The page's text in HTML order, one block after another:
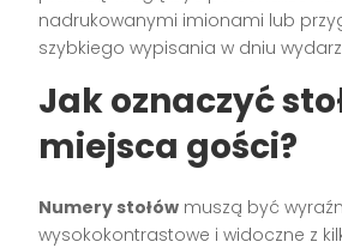
nadrukowanymi imionami lub
szybkiego wypisania w dniu
Jak oznaczyć
miejsca gości?
Numery stołów muszą być
wysokokontrastowe i widoczne z